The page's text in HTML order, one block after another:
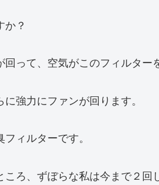
？
って、空気がこのフィルター
強力にファンが回ります。
ィルターです。
ろ、ずぼらな私は今まで２回